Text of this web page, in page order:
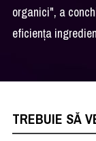
organici", a
eficiența
TREBUIE SĂ